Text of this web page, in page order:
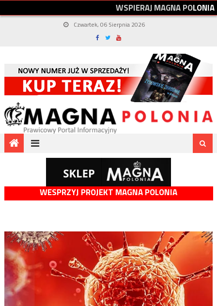
WSPIERAJMAGNAPOLONIA
Czwartek, 06 Sierpnia 2026
WESPRZYJ PROJEKT MAGNA POLONIA